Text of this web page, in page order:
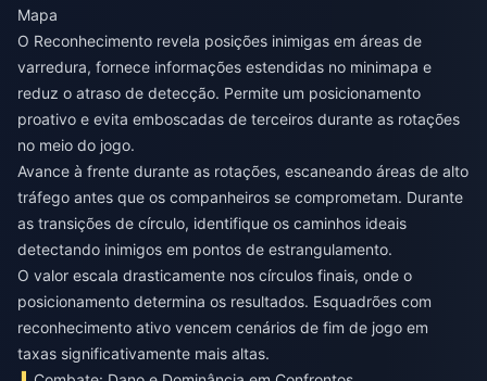
Mapa
O Reconhecimento revela posições inimigas em áreas de
varredura, fornece informações estendidas no minimapa e
reduz o atraso de detecção. Permite um posicionamento
proativo e evita emboscadas de terceiros durante as rotações
no meio do jogo.
Avance à frente durante as rotações, escaneando áreas de alto
tráfego antes que os companheiros se comprometam. Durante
as transições de círculo, identifique os caminhos ideais
detectando inimigos em pontos de estrangulamento.
O valor escala drasticamente nos círculos finais, onde o
posicionamento determina os resultados. Esquadrões com
reconhecimento ativo vencem cenários de fim de jogo em
taxas significativamente mais altas.